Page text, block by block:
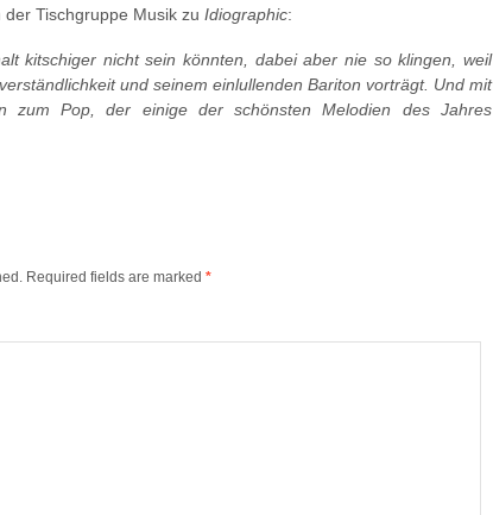
Tischgruppe Musik zu Idiographic:
kitschiger nicht sein könnten, dabei aber nie so klingen, weil
und seinem einlullenden Bariton vorträgt. Und mit
zum Pop, der einige der schönsten Melodien des Jahres
Required fields are marked *